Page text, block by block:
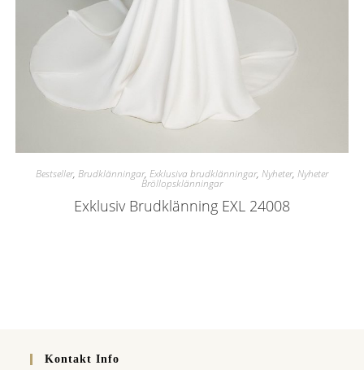
Bestseller, Brudklänningar, Exklusiva brudklänningar, Nyheter, Nyheter
Bröllopsklänningar
Exklusiv Brudklänning EXL 24008
Kontakt Info